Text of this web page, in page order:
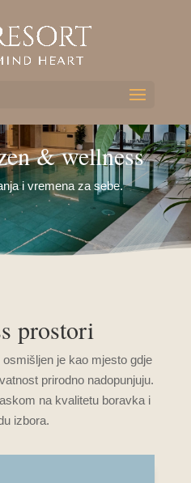
& wellness
i vremena za sebe.
prostori
je kao mjesto gdje
prirodno nadopunjuju.
na kvalitetu boravka i
izbora.